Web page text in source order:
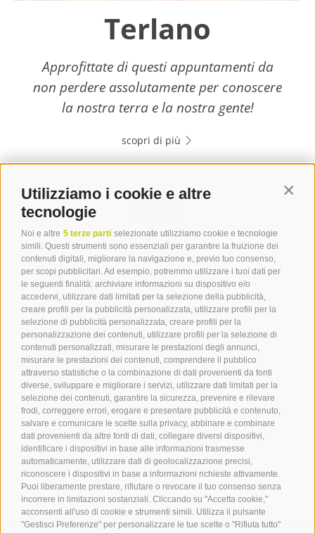
Utilizziamo i cookie e altre
tecnologie
Noi e altre 5 terze parti selezionate utilizziamo cookie e tecnologie
simili. Questi strumenti sono essenziali per garantire la fruizione dei
contenuti digitali, migliorare la navigazione e, previo tuo consenso,
per scopi pubblicitari. Ad esempio, potremmo utilizzare i tuoi dati per
le seguenti finalità: archiviare informazioni su dispositivo e/o
accedervi, utilizzare dati limitati per la selezione della pubblicità,
creare profili per la pubblicità personalizzata, utilizzare profili per la
selezione di pubblicità personalizzata, creare profili per la
personalizzazione dei contenuti, utilizzare profili per la selezione di
contenuti personalizzati, misurare le prestazioni degli annunci,
misurare le prestazioni dei contenuti, comprendere il pubblico
attraverso statistiche o la combinazione di dati provenienti da fonti
diverse, sviluppare e migliorare i servizi, utilizzare dati limitati per la
selezione dei contenuti, garantire la sicurezza, prevenire e rilevare
frodi, correggere errori, erogare e presentare pubblicità e contenuto,
salvare e comunicare le scelte sulla privacy, abbinare e combinare
dati provenienti da altre fonti di dati, collegare diversi dispositivi,
identificare i dispositivi in base alle informazioni trasmesse
automaticamente, utilizzare dati di geolocalizzazione precisi,
riconoscere i dispositivi in base a informazioni richieste attivamente.
Puoi liberamente prestare, rifiutare o revocare il tuo consenso senza
incorrere in limitazioni sostanziali. Cliccando su "Accetta cookie,"
acconsenti all'uso di cookie e strumenti simili. Utilizza il pulsante
"Gestisci Preferenze" per personalizzare le tue scelte o "Rifiuta tutto"
Terlano
Approfittate di questi appuntamenti da
non perdere assolutamente per conoscere
la nostra terra e la nostra gente!
scopri di più
Contatto
Associazione Turistica
Terlano
P.zza Dott. Weiser 2
39018 Terlano BZ
Tel. 0471 257 165
info@terlan.info